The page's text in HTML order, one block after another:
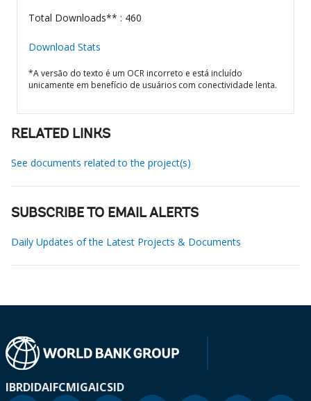
Total Downloads** : 460
Download Stats
*A versão do texto é um OCR incorreto e está incluído
unicamente em benefício de usuários com conectividade lenta.
RELATED LINKS
See documents related to the project(s)
SUBSCRIBE TO EMAIL ALERTS
Daily Updates of the Latest Projects & Documents
IBRDIDAIFCMIGAICSID